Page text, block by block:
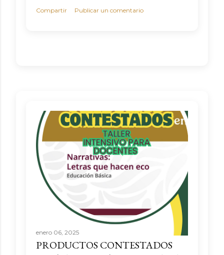
Compartir Publicar un comentario
enero 06, 2025
PRODUCTOS CONTESTADOS